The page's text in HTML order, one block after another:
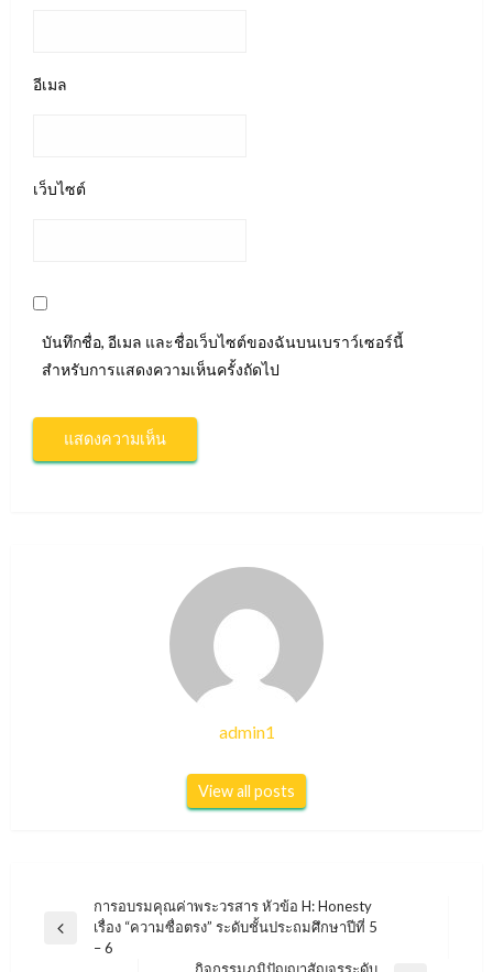
อีเมล
เว็บไซต์
บันทึกชื่อ, อีเมล และชื่อเว็บไซต์ของฉันบนเบราว์เซอร์นี้
สำหรับการแสดงความเห็นครั้งถัดไป
admin1
View all posts
แนะแนว
เรื่อง
Previous
การอบรมคุณค่าพระวรสาร หัวข้อ H: Honesty
เรื่อง “ความซื่อตรง” ระดับชั้นประถมศึกษาปีที่ 5
– 6